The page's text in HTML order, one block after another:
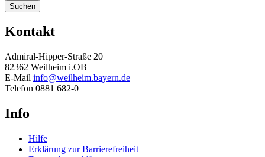
Suchen
Kontakt
Admiral-Hipper-Straße 20
82362 Weilheim i.OB
E-Mail info@weilheim.bayern.de
Telefon 0881 682-0
Info
Hilfe
Erklärung zur Barrierefreiheit